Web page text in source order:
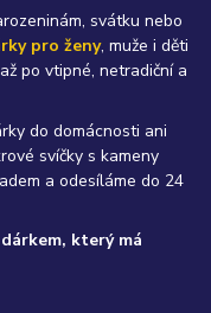
svátku nebo
pro ženy, muže i děti
po vtipné, netradiční a
do domácnosti ani
svíčky s kameny
a odesíláme do 24
který má